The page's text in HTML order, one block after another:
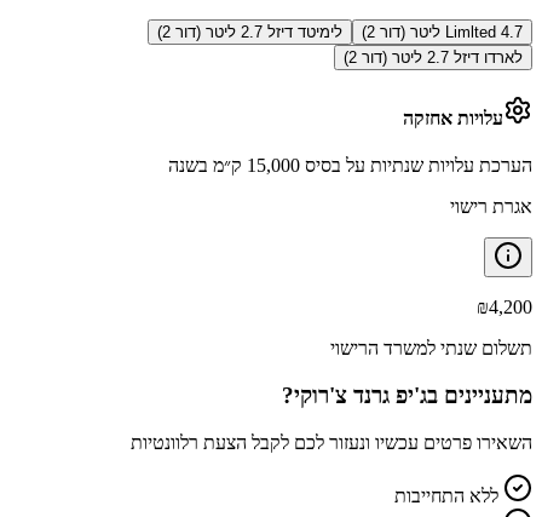
Limlted 4.7 ליטר (דור 2)
לימיטד דיזל 2.7 ליטר (דור 2)
לארדו דיזל 2.7 ליטר (דור 2)
עלויות אחזקה
הערכת עלויות שנתיות על בסיס 15,000 ק״מ בשנה
אגרת רישוי
₪4,200
תשלום שנתי למשרד הרישוי
מתעניינים בג'יפ גרנד צ'רוקי?
השאירו פרטים עכשיו ונעזור לכם לקבל הצעת רלוונטיות
ללא התחייבות